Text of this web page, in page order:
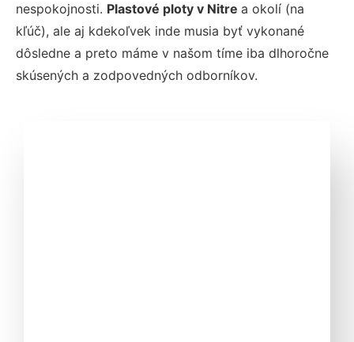
nespokojnosti. Plastové ploty v Nitre a okolí (na
kľúč), ale aj kdekoľvek inde musia byť vykonané
dôsledne a preto máme v našom tíme iba dlhoročne
skúsených a zodpovedných odborníkov.